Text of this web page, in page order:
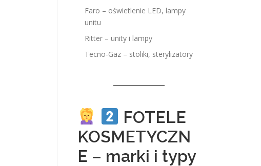
Faro – oświetlenie LED, lampy
unitu
Ritter – unity i lampy
Tecno-Gaz – stoliki, sterylizatory
FOTELE
KOSMETYCZN
E – marki i typy